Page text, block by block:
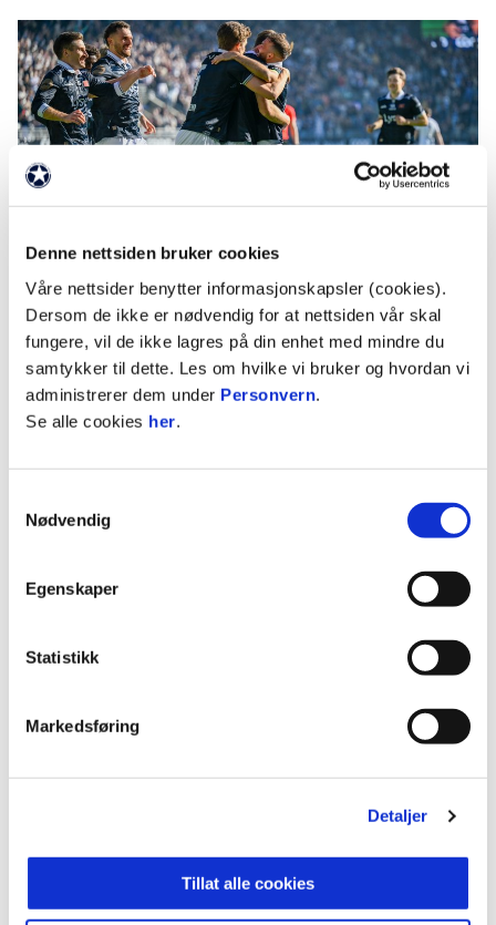
Denne nettsiden bruker cookies
Våre nettsider benytter informasjonskapsler (cookies).
Dersom de ikke er nødvendig for at nettsiden vår skal
fungere, vil de ikke lagres på din enhet med mindre du
samtykker til dette. Les om hvilke vi bruker og hvordan vi
administrerer dem under Personvern.
Se alle cookies her.
Nødvendig
Egenskaper
Statistikk
Markedsføring
Detaljer
Tillat alle cookies
01. juni 2026
TOPPFOTBALLKLUBBER
SYNSAM BLIR OFFISIELL PARTNER TIL ELITESERIEN
20. april 2026
NORSK FOTBALL HAR SOLGT MEDIERETTIGHETENE FOR